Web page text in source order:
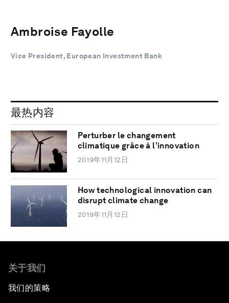
Ambroise Fayolle
Vice President, European Investment Bank
最热内容
Perturber le changement
climatique grâce à l’innovation
2019年11月12日
How technological innovation can
disrupt climate change
2019年11月12日
关于我们
我们的策略